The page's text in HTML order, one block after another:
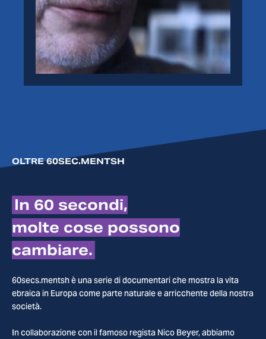
>
OLTRE 60SEC.MENTSH
In 60 secondi,
molte cose possono
cambiare.
60secs.mentsh è una serie di documentari che mostra la vita
ebraica in Europa come parte naturale e arricchente della nostra
società.
In collaborazione con il famoso regista Nico Beyer, abbiamo